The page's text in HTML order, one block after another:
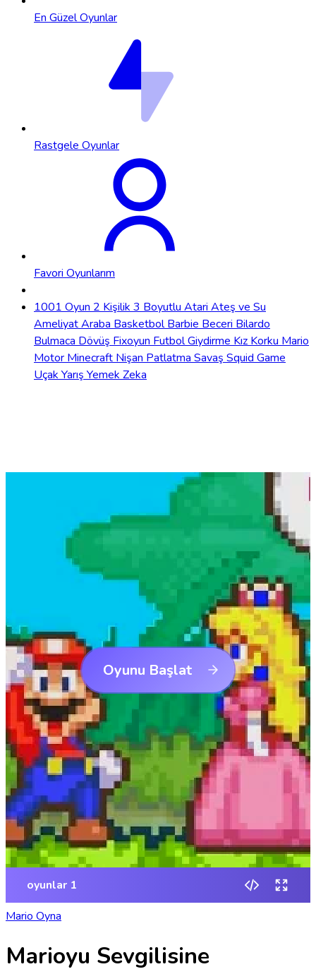
En Güzel Oyunlar
Rastgele Oyunlar
Favori Oyunlarım
1001 Oyun 2 Kişilik 3 Boyutlu Atari Ateş ve Su
AmeliyatAraba BasketbolBarbie Beceri Bilardo
Bulmaca Dövüş Fixoyun FutbolGiydirme Kız Korku Mario
Motor Minecraft Nişan Patlatma Savaş Squid Game
Uçak Yarış Yemek Zeka
Mario Oyna
Marioyu Sevgilisine